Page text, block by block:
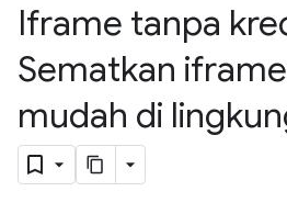
Iframe tanpa
Sematkan
mudah di